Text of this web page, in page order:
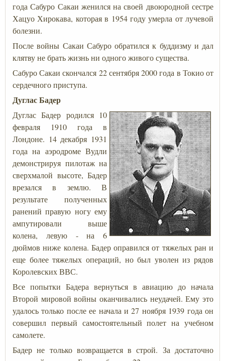
года Сабуро Сакаи женился на своей двоюродной сестре
Хацуо Хирокава, которая в 1954 году умерла от лучевой
болезни.
После войны Сакаи Сабуро обратился к буддизму и дал
клятву не брать жизнь ни одного живого существа.
Сабуро Сакаи скончался 22 сентября 2000 года в Токио от
сердечного приступа.
Дуглас Бадер
Дуглас Бадер родился 10
февраля 1910 года в
Лондоне. 14 декабря 1931
года на аэродроме Вудли
демонстрируя пилотаж на
сверхмалой высоте, Бадер
врезался в землю. В
результате полученных
ранений правую ногу ему
ампутировали выше
колена, левую - на 6
дюймов ниже колена. Бадер оправился от тяжелых ран и
еще более тяжелых операций, но был уволен из рядов
Королевских ВВС.
Все попытки Бадера вернуться в авиацию до начала
Второй мировой войны оканчивались неудачей. Ему это
удалось только после ее начала и 27 ноября 1939 года он
совершил первый самостоятельный полет на учебном
самолете.
Бадер не только возвращается в строй. За достаточно